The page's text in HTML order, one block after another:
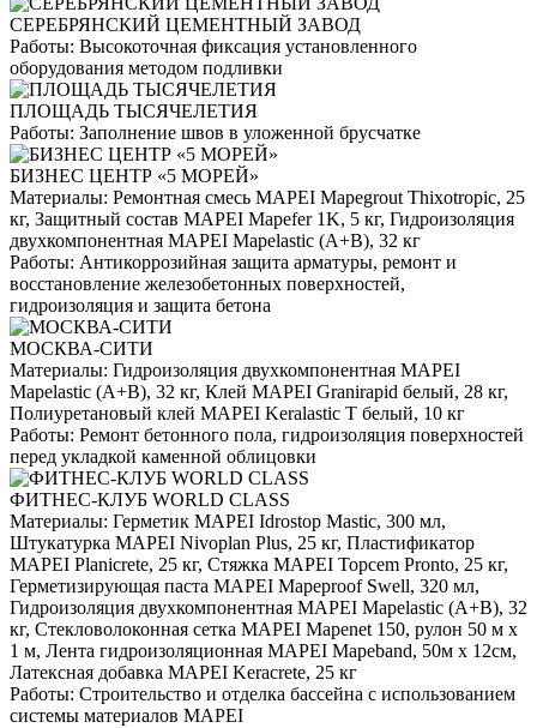
СЕРЕБРЯНСКИЙ ЦЕМЕНТНЫЙ ЗАВОД
Работы: Высокоточная фиксация установленного
оборудования методом подливки
ПЛОЩАДЬ ТЫСЯЧЕЛЕТИЯ
Работы: Заполнение швов в уложенной брусчатке
БИЗНЕС ЦЕНТР «5 МОРЕЙ»
Материалы: Ремонтная смесь MAPEI Mapegrout Thixotropic, 25
кг, Защитный состав MAPEI Mapefer 1K, 5 кг, Гидроизоляция
двухкомпонентная MAPEI Mapelastic (А+B), 32 кг
Работы: Антикоррозийная защита арматуры, ремонт и
восстановление железобетонных поверхностей,
гидроизоляция и защита бетона
МОСКВА-СИТИ
Материалы: Гидроизоляция двухкомпонентная MAPEI
Mapelastic (А+B), 32 кг, Клей MAPEI Granirapid белый, 28 кг,
Полиуретановый клей MAPEI Keralastic T белый, 10 кг
Работы: Ремонт бетонного пола, гидроизоляция поверхностей
перед укладкой каменной облицовки
ФИТНЕС-КЛУБ WORLD CLASS
Материалы: Герметик MAPEI Idrostop Mastic, 300 мл,
Штукатурка MAPEI Nivoplan Plus, 25 кг, Пластификатор
MAPEI Planicrete, 25 кг, Стяжка MAPEI Topcem Pronto, 25 кг,
Герметизирующая паста MAPEI Mapeproof Swell, 320 мл,
Гидроизоляция двухкомпонентная MAPEI Mapelastic (А+B), 32
кг, Стекловолоконная сетка MAPEI Mapenet 150, рулон 50 м х
1 м, Лента гидроизоляционная MAPEI Mapeband, 50м x 12см,
Латексная добавка MAPEI Keracrete, 25 кг
Работы: Строительство и отделка бассейна с использованием
системы материалов MAPEI